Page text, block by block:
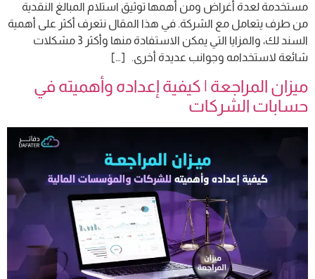
مستخدمة لعدة أغراض ومن أهمها توثيق استلام المبالغ النقدية
من طرف يتعامل مع الشركة. في هذا المقال نتعرف أكثر على أهمية
السند لك، والمزايا التي يمكن الاستفادة منها وأكثر 3 مشكلات
شائعة لاستخدامه وجوانب عديدة أخرى. […]
ميزان المراجعة | كيفية إعداده وأهميته في
حسابات الشركات